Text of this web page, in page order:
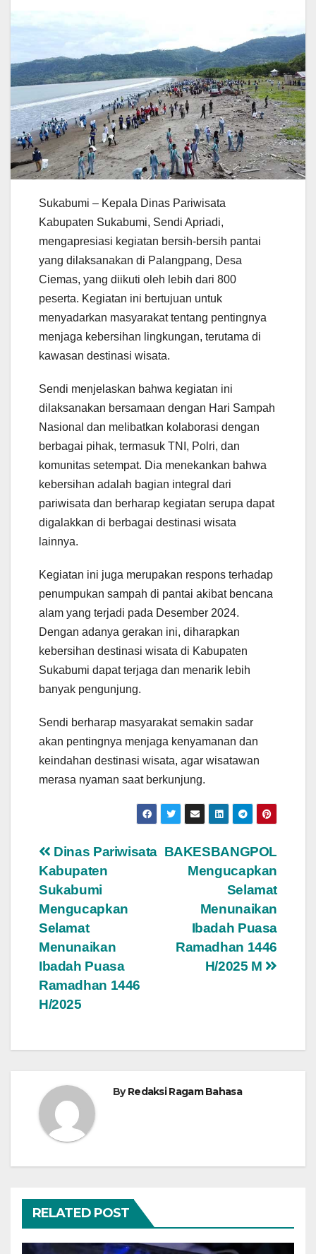
Sukabumi – Kepala Dinas Pariwisata
Kabupaten Sukabumi, Sendi Apriadi,
mengapresiasi kegiatan bersih-bersih pantai
yang dilaksanakan di Palangpang, Desa
Ciemas, yang diikuti oleh lebih dari 800
peserta. Kegiatan ini bertujuan untuk
menyadarkan masyarakat tentang pentingnya
menjaga kebersihan lingkungan, terutama di
kawasan destinasi wisata.
Sendi menjelaskan bahwa kegiatan ini
dilaksanakan bersamaan dengan Hari Sampah
Nasional dan melibatkan kolaborasi dengan
berbagai pihak, termasuk TNI, Polri, dan
komunitas setempat. Dia menekankan bahwa
kebersihan adalah bagian integral dari
pariwisata dan berharap kegiatan serupa dapat
digalakkan di berbagai destinasi wisata
lainnya.
Kegiatan ini juga merupakan respons terhadap
penumpukan sampah di pantai akibat bencana
alam yang terjadi pada Desember 2024.
Dengan adanya gerakan ini, diharapkan
kebersihan destinasi wisata di Kabupaten
Sukabumi dapat terjaga dan menarik lebih
banyak pengunjung.
Sendi berharap masyarakat semakin sadar
akan pentingnya menjaga kenyamanan dan
keindahan destinasi wisata, agar wisatawan
merasa nyaman saat berkunjung.
Navigasi
pos
BAKESBANGPOL
Mengucapkan
Selamat
Menunaikan
Ibadah Puasa
Ramadhan 1446
H/2025 M
Dinas Pariwisata
Kabupaten
Sukabumi
Mengucapkan
Selamat
Menunaikan
Ibadah Puasa
Ramadhan 1446
H/2025
ByRedaksi Ragam Bahasa
RELATED POST